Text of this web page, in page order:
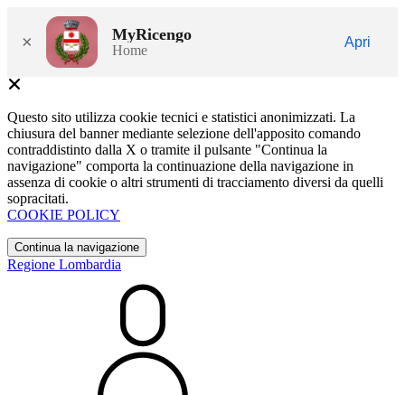
× MyRicengo
Home
Apri
Questo sito utilizza cookie tecnici e statistici anonimizzati. La
chiusura del banner mediante selezione dell'apposito comando
contraddistinto dalla X o tramite il pulsante "Continua la
navigazione" comporta la continuazione della navigazione in
assenza di cookie o altri strumenti di tracciamento diversi da quelli
sopracitati.
COOKIE POLICY
Continua la navigazione
Regione Lombardia